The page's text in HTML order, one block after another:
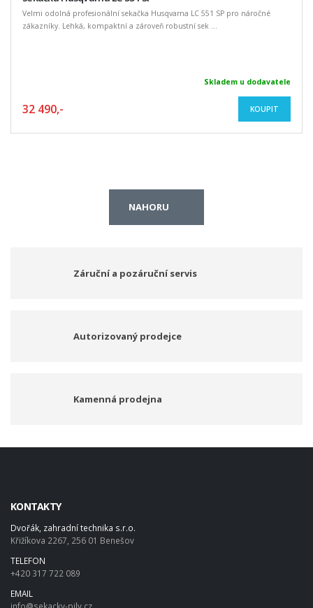
Velmi odolná profesionální sekačka Husqvarna LC 551 SP pro náročné
zákazníky. Lehká, kompaktní a zároveň robustní sek ...
Skladem u dodavatele
32 490,- KOUPIT
NAHORU
Záruční a pozáruční servis
Autorizovaný prodejce
Kamenná prodejna
KONTAKTY
Dvořák, zahradní technika s.r.o.
Křižíkova 2267, 256 01 Benešov
TELEFON
+420 317 722 089
EMAIL